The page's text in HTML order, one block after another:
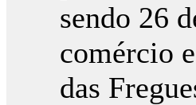
sendo 26
comércio
das